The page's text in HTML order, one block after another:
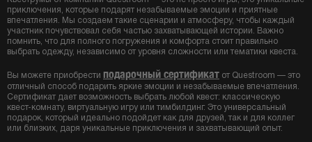
приключения, которые подарят незабываемые эмоции и приятные
впечатления. Мы создаем такие сценарии и атмосферу, чтобы каждый
участник почувствовал себя частью захватывающей истории. Важно
помнить, что для полного погружения и комфорта стоит правильно
выбрать одежду, независимо от уровня сложности или тематики квеста.
Вы можете приобрести подарочный сертификат от Questroom — это
отличный способ подарить яркие эмоции и незабываемые впечатления.
Сертификат дает возможность выбрать любой квест: классическую
квест-комнату, виртуальную игру или тимбилдинг. Это универсальный
подарок, который идеально подойдет как для друзей, так и для коллег
или близких, даря уникальные приключения и захватывающий опыт.